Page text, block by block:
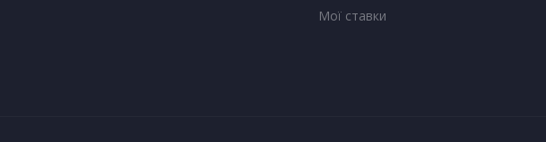
Мої ставки